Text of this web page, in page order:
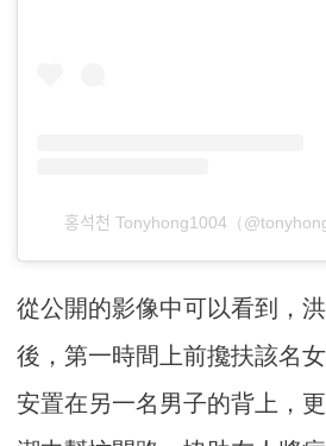
홍석천 Tonyhong1004（
從公開的影像中可以看到，
後，第一時間上前攙扶該名
安置在另一名男子的背上，